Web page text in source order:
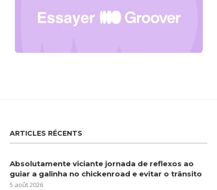
ARTICLES RÉCENTS
Absolutamente viciante jornada de reflexos ao
guiar a galinha no chickenroad e evitar o trânsito
5 août 2026